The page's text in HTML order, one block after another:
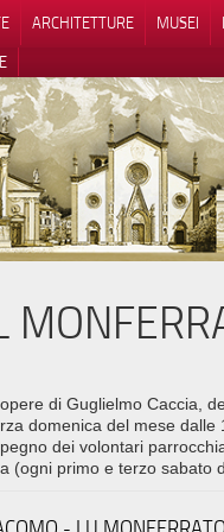
ARCHITETTURE MUSEI
di Guglielmo Caccia,
domenica del mese
dei volontari
(ogni primo e terzo
Informativa sulla